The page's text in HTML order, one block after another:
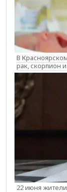
В
рак, скорпион
22 июня